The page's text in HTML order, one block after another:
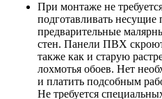
При монтаже не
подготавливать
предварительные
стен. Панели ПВХ
также как и старую
лохмотья обоев. Нет
и платить подсобным
Не требуется